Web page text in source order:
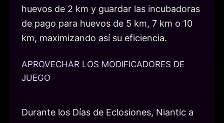
huevos de 2 km y guardar las incubadoras
de pago para huevos de 5 km, 7 km o 10
km, maximizando así su eficiencia.
APROVECHAR LOS MODIFICADORES DE
JUEGO
Durante los Días de Eclosiones, Niantic a